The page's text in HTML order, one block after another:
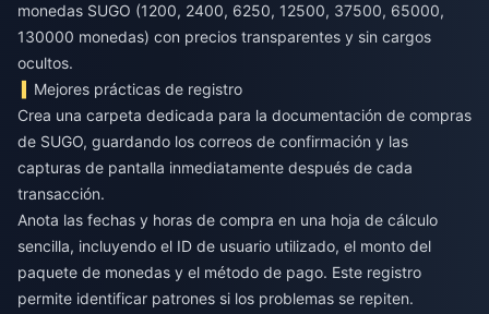
monedas SUGO (1200, 2400, 6250, 12500, 37500, 65000,
130000 monedas) con precios transparentes y sin cargos
ocultos.
Mejores prácticas de registro
Crea una carpeta dedicada para la documentación de compras
de SUGO, guardando los correos de confirmación y las
capturas de pantalla inmediatamente después de cada
transacción.
Anota las fechas y horas de compra en una hoja de cálculo
sencilla, incluyendo el ID de usuario utilizado, el monto del
paquete de monedas y el método de pago. Este registro
permite identificar patrones si los problemas se repiten.